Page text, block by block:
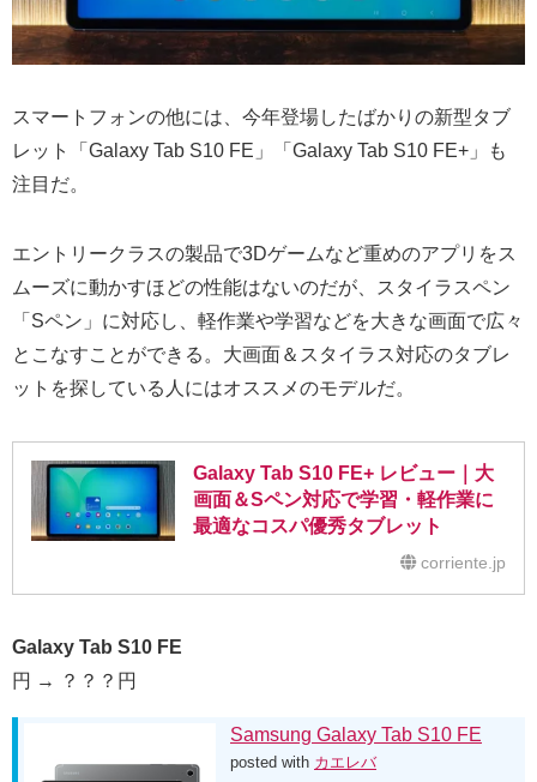
スマートフォンの他には、今年登場したばかりの新型タブ
レット「Galaxy Tab S10 FE」「Galaxy Tab S10 FE+」も
注目だ。
エントリークラスの製品で3Dゲームなど重めのアプリをス
ムーズに動かすほどの性能はないのだが、スタイラスペン
「Sペン」に対応し、軽作業や学習などを大きな画面で広々
とこなすことができる。大画面＆スタイラス対応のタブレ
ットを探している人にはオススメのモデルだ。
Galaxy Tab S10 FE+ レビュー｜大
画面＆Sペン対応で学習・軽作業に
最適なコスパ優秀タブレット
corriente.jp
Galaxy Tab S10 FE
円 → ？？？円
Samsung Galaxy Tab S10 FE
posted with カエレバ